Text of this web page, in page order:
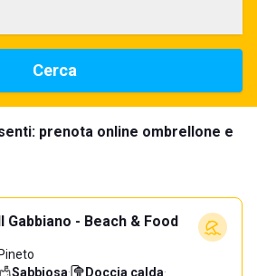
Cerca
prenota online ombrellone e
Gabbiano - Beach & Food
Pineto
Sabbiosa· Doccia calda·